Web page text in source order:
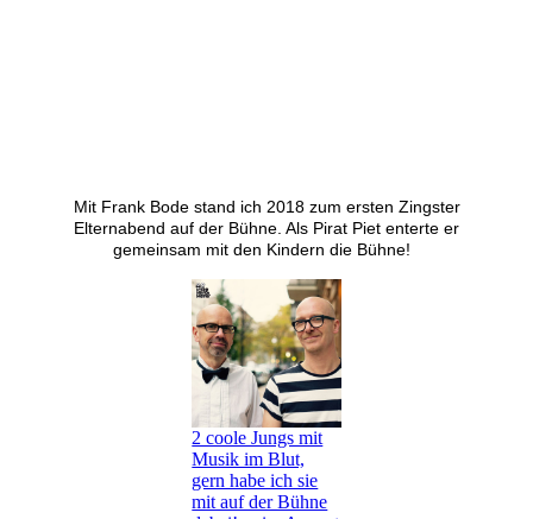
Mit Frank Bode stand ich 2018 zum ersten Zingster
Elternabend auf der Bühne. Als Pirat Piet enterte er
gemeinsam mit den Kindern die Bühne!
2 coole Jungs mit
Musik im Blut,
gern habe ich sie
mit auf der Bühne